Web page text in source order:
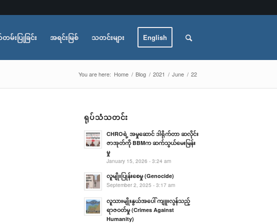
းပြုခြင်း အရင်းမြစ် သတင်းများ English
You are here: Home / Blog / 2021 / June / 22
ရုပ်သံသတင်း
CHROရဲ့ အမှုဆောင် ဒါရိုက်တာ ဆလိုင်း
ဇာအုတ်ကို BBMက ဆက်သွယ်မေးမြန်း
မှု
January 15, 2026 - 3:24 am
လူမျိုးပြုန်းစေမှု (Genocide)
September 2, 2025 - 3:17 am
လူသားမျိုးနွယ်အပေါ် ကျူးလွန်သည့်
ရာဇဝတ်မှု (Crimes Against
Humanity)